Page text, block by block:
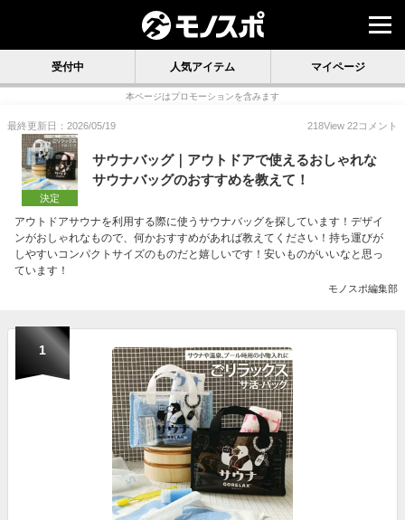
受付中 人気アイテム マイページ
本ページはプロモーションを含みます
最終更新日：2026/05/19 218View 22コメント
決定
サウナバッグ｜アウトドアで使えるおしゃれな
サウナバッグのおすすめを教えて！
アウトドアサウナを利用する際に使うサウナバッグを探しています！デザイ
ンがおしゃれなもので、何かおすすめがあれば教えてください！持ち運びが
しやすいコンパクトサイズのものだと嬉しいです！安いものがいいなと思っ
ています！
モノスポ編集部
1